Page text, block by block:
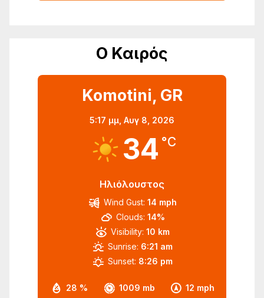
Ο Καιρός
Komotini, GR
5:17 μμ, Αυγ 8, 2026
34 °C
Ηλιόλουστος
28 % 1009 mb 12 mph
Wind Gust: 14 mph
Clouds: 14%
Visibility: 10 km
Sunrise: 6:21 am
Sunset: 8:26 pm